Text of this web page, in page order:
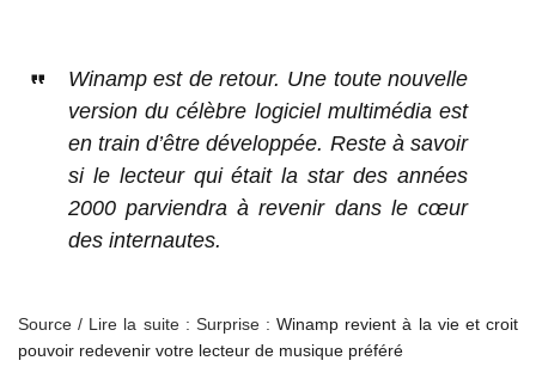
Winamp est de retour. Une toute nouvelle
version du célèbre logiciel multimédia est
en train d’être développée. Reste à savoir
si le lecteur qui était la star des années
2000 parviendra à revenir dans le cœur
des internautes.
Source / Lire la suite : Surprise :Winamp revient à la vie et croit
pouvoir redevenir votre lecteur de musique préféré